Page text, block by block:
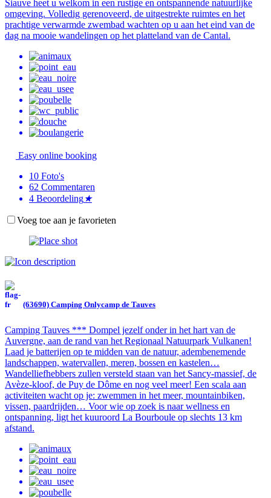
Siauve heet u welkom in een rustige en ontspannende natuurlijke
omgeving. Volledig gerenoveerd, de uitgestrekte ruimtes en het
prachtige verwarmde zwembad wachten op u aan het eind van de
dag na mooie wandelingen op het platteland van de Cantal.
Easy online booking
10 Foto's
62 Commentaren
4 Beoordeling★
Voeg toe aan je favorieten
(63690) Camping Onlycamp de Tauves
Camping Tauves *** Dompel jezelf onder in het hart van de
Auvergne, aan de rand van het Regionaal Natuurpark Vulkanen!
Laad je batterijen op te midden van de natuur, adembenemende
landschappen, watervallen, meren, bossen en kastelen…
Wandelliefhebbers zullen versteld staan van het Sancy-massief, de
Avèze-kloof, de Puy de Dôme en nog veel meer! Een scala aan
activiteiten wacht op je: zwemmen in het meer, mountainbiken,
vissen, paardrijden… Voor wie op zoek is naar wellness en
ontspanning, ligt het kuuroord La Bourboule op slechts 13 km
afstand.